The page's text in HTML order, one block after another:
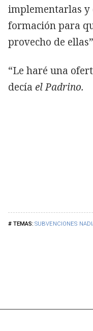
SUBVENCIONES
implementarlas y
formación para
provecho de
“Le haré una
decía el Padrino.